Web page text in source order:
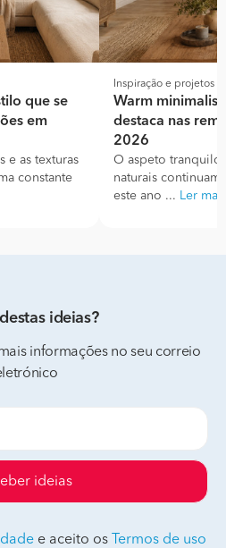
que se
em
e as texturas
constante
Inspiração e projetos
Warm
destaca nas
2026
O aspeto
naturais continuam
este ano ... Ler mais
ideias?
informações no seu correio
ideias
e aceito os Termos de uso